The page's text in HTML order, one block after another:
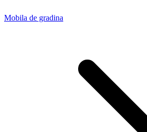
Mobila de gradina